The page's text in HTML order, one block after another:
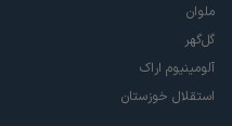
ملوان
گل‌گهر
آلومینیوم اراک
استقلال خوزستان